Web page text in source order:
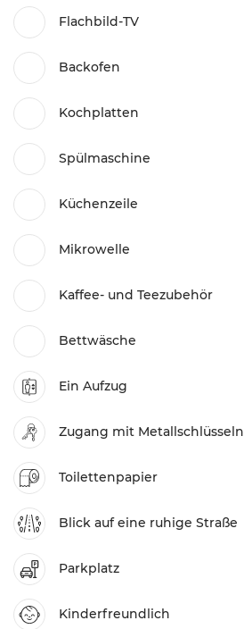
Flachbild-TV
Backofen
Kochplatten
Spülmaschine
Küchenzeile
Mikrowelle
Kaffee- und Teezubehör
Bettwäsche
Ein Aufzug
Zugang mit Metallschlüsseln
Toilettenpapier
Blick auf eine ruhige Straße
Parkplatz
Kinderfreundlich